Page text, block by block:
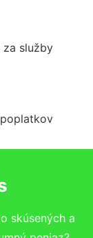
služby
skúsených a